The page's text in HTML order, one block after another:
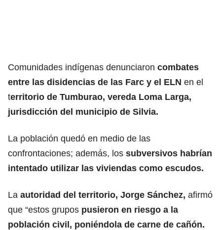
Comunidades indígenas denunciaron combates
entre las disidencias de las Farc y el ELN en el
territorio de Tumburao, vereda Loma Larga,
jurisdicción del municipio de Silvia.
La población quedó en medio de las
confrontaciones; además, los subversivos habrían
intentado utilizar las viviendas como escudos.
La autoridad del territorio, Jorge Sánchez, afirmó
que “estos grupos pusieron en riesgo a la
población civil, poniéndola de carne de cañón.